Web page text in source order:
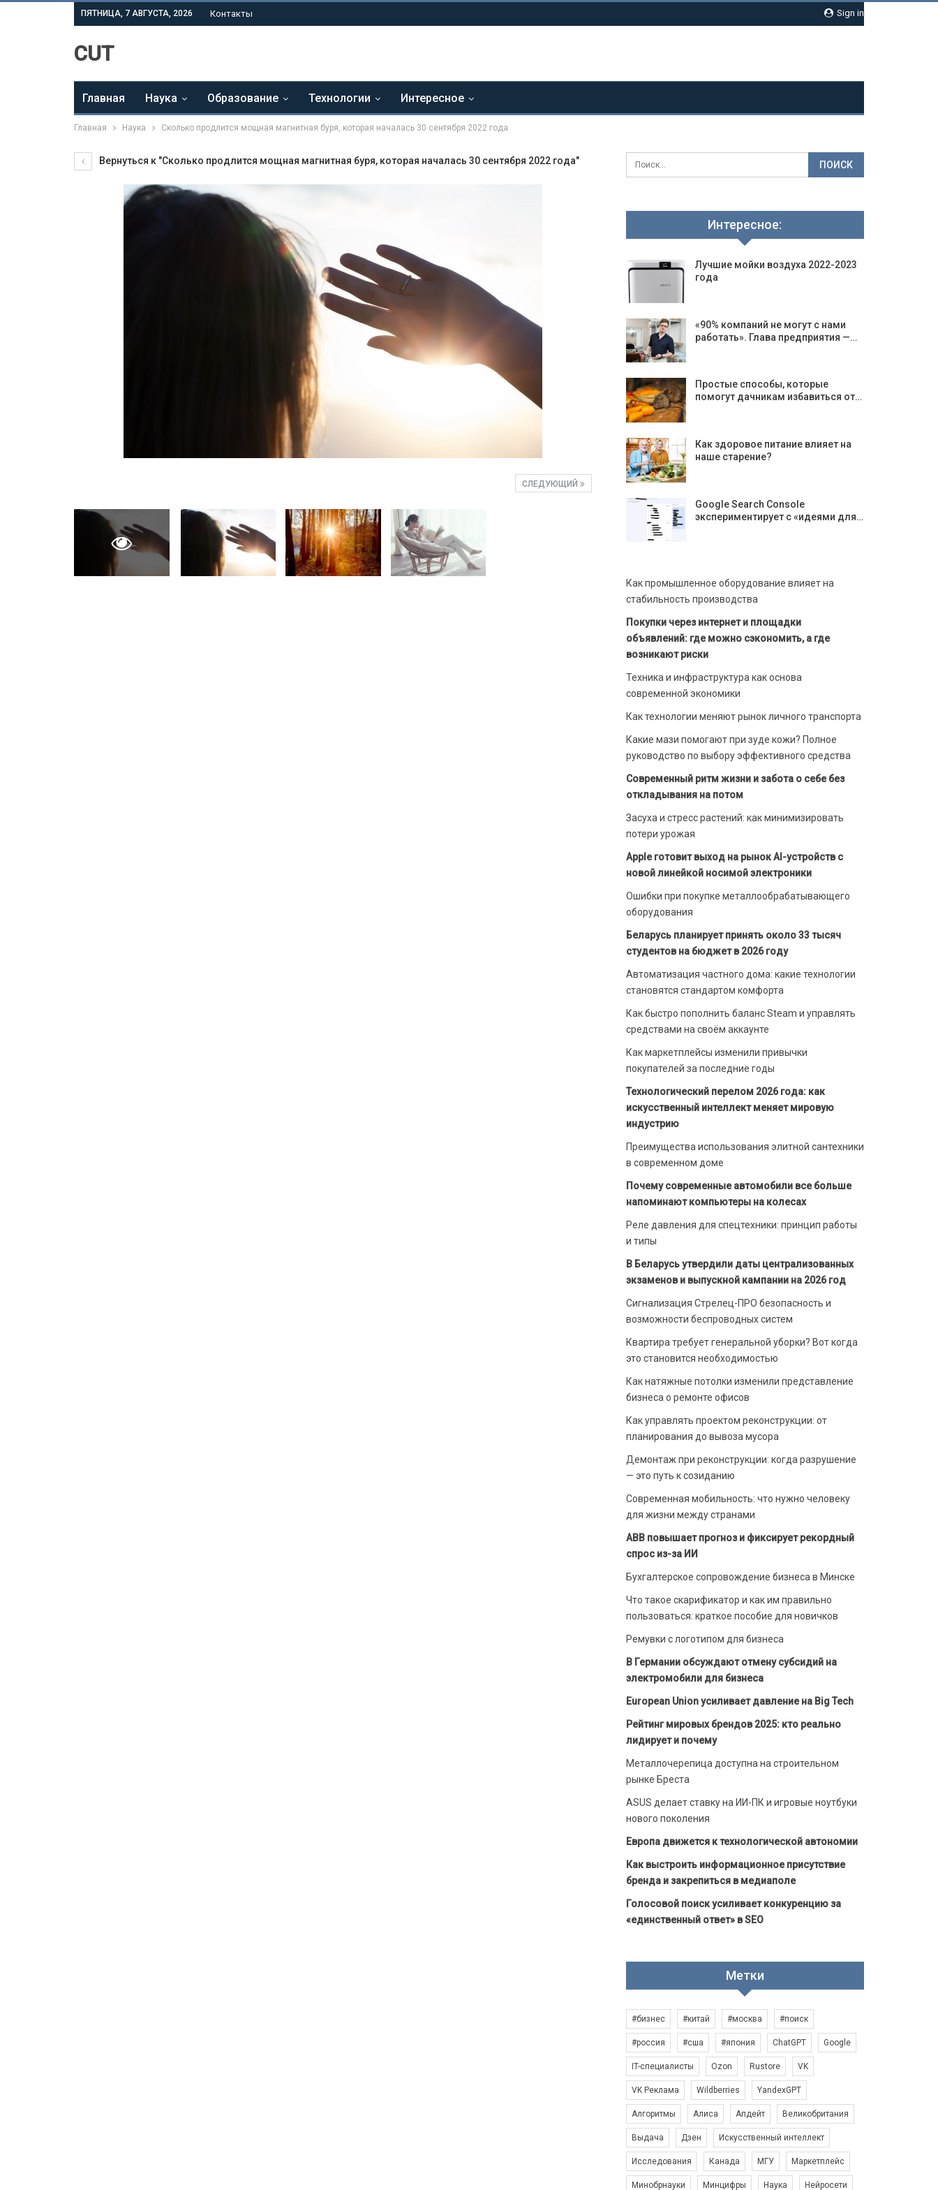
Sign in
ПЯТНИЦА, 7 АВГУСТА, 2026 Контакты
CUT
Главная Наука Образование Технологии Интересное
Главная Наука Сколько продлится мощная магнитная буря, которая началась 30 сентября 2022 года
Вернуться к "Сколько продлится мощная магнитная буря, которая началась 30 сентября 2022 года"
СЛЕДУЮЩИЙ
Интересное:
Лучшие мойки воздуха 2022-2023
года
«90% компаний не могут с нами
работать». Глава предприятия —…
Простые способы, которые
помогут дачникам избавиться от…
Как здоровое питание влияет на
наше старение?
Google Search Console
экспериментирует с «идеями для…
Как промышленное оборудование влияет на
стабильность производства
Покупки через интернет и площадки
объявлений: где можно сэкономить, а где
возникают риски
Техника и инфраструктура как основа
современной экономики
Как технологии меняют рынок личного транспорта
Какие мази помогают при зуде кожи? Полное
руководство по выбору эффективного средства
Современный ритм жизни и забота о себе без
откладывания на потом
Засуха и стресс растений: как минимизировать
потери урожая
Apple готовит выход на рынок AI-устройств с
новой линейкой носимой электроники
Ошибки при покупке металлообрабатывающего
оборудования
Беларусь планирует принять около 33 тысяч
студентов на бюджет в 2026 году
Автоматизация частного дома: какие технологии
становятся стандартом комфорта
Как быстро пополнить баланс Steam и управлять
средствами на своём аккаунте
Как маркетплейсы изменили привычки
покупателей за последние годы
Технологический перелом 2026 года: как
искусственный интеллект меняет мировую
индустрию
Преимущества использования элитной сантехники
в современном доме
Почему современные автомобили все больше
напоминают компьютеры на колесах
Реле давления для спецтехники: принцип работы
и типы
В Беларусь утвердили даты централизованных
экзаменов и выпускной кампании на 2026 год
Сигнализация Стрелец-ПРО безопасность и
возможности беспроводных систем
Квартира требует генеральной уборки? Вот когда
это становится необходимостью
Как натяжные потолки изменили представление
бизнеса о ремонте офисов
Как управлять проектом реконструкции: от
планирования до вывоза мусора
Демонтаж при реконструкции: когда разрушение
— это путь к созиданию
Современная мобильность: что нужно человеку
для жизни между странами
ABB повышает прогноз и фиксирует рекордный
спрос из-за ИИ
Бухгалтерское сопровождение бизнеса в Минске
Что такое скарификатор и как им правильно
пользоваться: краткое пособие для новичков
Ремувки с логотипом для бизнеса
В Германии обсуждают отмену субсидий на
электромобили для бизнеса
European Union усиливает давление на Big Tech
Рейтинг мировых брендов 2025: кто реально
лидирует и почему
Металлочерепица доступна на строительном
рынке Бреста
ASUS делает ставку на ИИ-ПК и игровые ноутбуки
нового поколения
Европа движется к технологической автономии
Как выстроить информационное присутствие
бренда и закрепиться в медиаполе
Голосовой поиск усиливает конкуренцию за
«единственный ответ» в SEO
Метки
#бизнес #китай #москва #поиск
#россия #сша #япония ChatGPT Google
IT-специалисты Ozon Rustore VK
VK Реклама Wildberries YandexGPT
Алгоритмы Алиса Апдейт Великобритания
Выдача Дзен Искусственный интеллект
Исследования Канада МГУ Маркетплейс
Минобрнауки Минцифры Наука Нейросети